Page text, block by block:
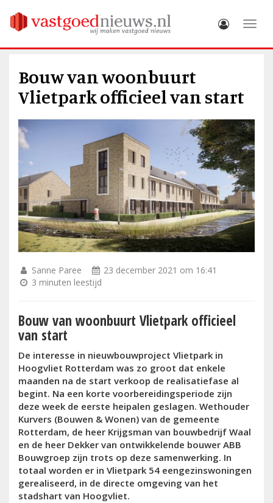
Bouw van woonbuurt
Vlietpark officieel van start
Sanne Paree
23 december 2021 om 16:41
3 minuten leestijd
Bouw van woonbuurt Vlietpark officieel
van start
De interesse in nieuwbouwproject Vlietpark in
Hoogvliet Rotterdam was zo groot dat enkele
maanden na de start verkoop de realisatiefase al
begint. Na een korte voorbereidingsperiode zijn
deze week de eerste heipalen geslagen. Wethouder
Kurvers (Bouwen & Wonen) van de gemeente
Rotterdam, de heer Krijgsman van bouwbedrijf Waal
en de heer Dekker van ontwikkelende bouwer ABB
Bouwgroep zijn trots op deze samenwerking. In
totaal worden er in Vlietpark 54 eengezinswoningen
gerealiseerd, in de directe omgeving van het
stadshart van Hoogvliet.